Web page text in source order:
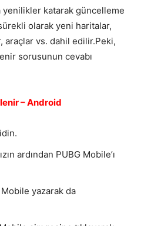
yenilikler katarak güncelleme
olarak yeni haritalar,
araçlar vs. dahil edilir.Peki,
sorusunun cevabı
– Android
ardından PUBG Mobile’ı
yazarak da